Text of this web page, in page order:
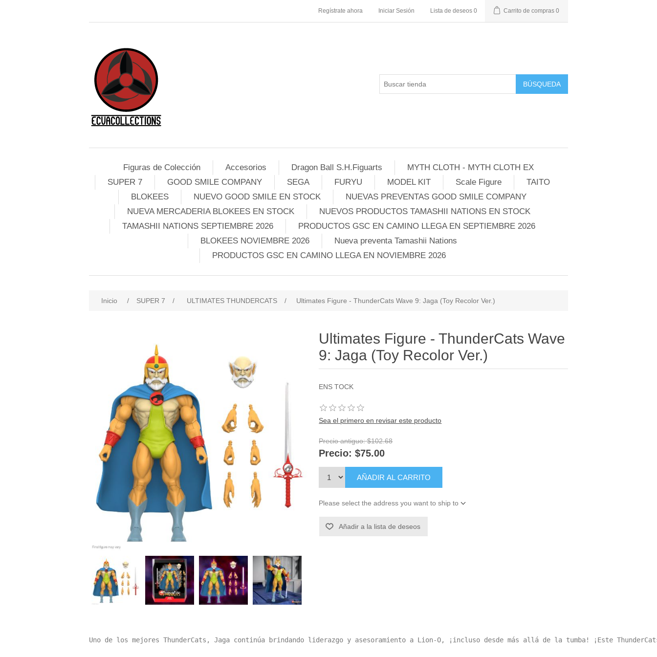
Regístrate ahora Iniciar Sesión Lista de deseos 0 Carrito de compras 0
BÚSQUEDA
Figuras de Colección Accesorios Dragon Ball S.H.Figuarts
MYTH CLOTH - MYTH CLOTH EX
SUPER 7
GOOD SMILE COMPANY SEGA FURYU MODEL KIT Scale Figure
TAITO
BLOKEES
NUEVO GOOD SMILE EN STOCK
NUEVAS PREVENTAS GOOD SMILE COMPANY
NUEVA MERCADERIA BLOKEES EN STOCK
NUEVOS PRODUCTOS TAMASHII NATIONS EN STOCK
TAMASHII NATIONS SEPTIEMBRE 2026
PRODUCTOS GSC EN CAMINO LLEGA EN SEPTIEMBRE 2026
BLOKEES NOVIEMBRE 2026
Nueva preventa Tamashii Nations
PRODUCTOS GSC EN CAMINO LLEGA EN NOVIEMBRE 2026
Inicio / SUPER 7 / ULTIMATES THUNDERCATS / Ultimates Figure - ThunderCats Wave 9: Jaga (Toy Recolor Ver.)
Ultimates Figure - ThunderCats Wave
9: Jaga (Toy Recolor Ver.)
ENS TOCK
Sea el primero en revisar este producto
Precio antiguo: $102.68
Precio: $75.00
AÑADIR AL CARRITO
Please select the address you want to ship to
Añadir a la lista de deseos
Uno de los mejores ThunderCats, Jaga continúa brindando liderazgo y asesoramiento a Lion-O, ¡incluso desde más allá de la tumba! ¡Este